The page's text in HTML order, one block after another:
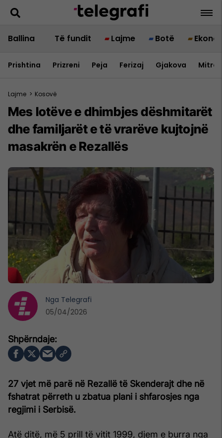
Ballina Të fundit Lajme Botë
Prishtina Prizreni Peja Ferizaj Gjakova
Lajme > Kosovë
Mes lotëve e dhimbjes dëshmitarët
dhe familjarët e të vrarëve kujtojnë
masakrën e Rezallës
27 vjet më parë në Rezallë të Skenderajt dhe në
fshatrat përreth u zbatua plani i shfarosjes nga
regjimi i Serbisë.
Atë ditë, më 5 prill të vitit 1999, djem e burra nga
Nga Telegrafi
05/04/2026